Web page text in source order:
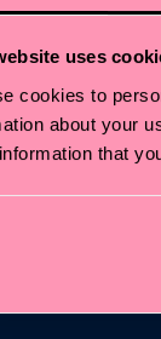
uses
cookies to
about your
that